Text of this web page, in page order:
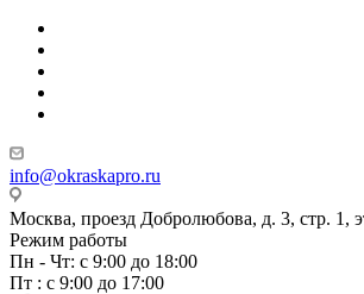
info@okraskapro.ru
Москва, проезд Добролюбова, д. 3, стр. 1,
Режим работы
Пн - Чт: с 9:00 до 18:00
Пт : с 9:00 до 17:00